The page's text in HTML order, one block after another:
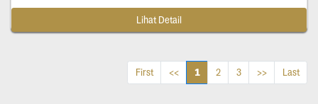
Lihat Detail
First << 1 2 3 >> Last